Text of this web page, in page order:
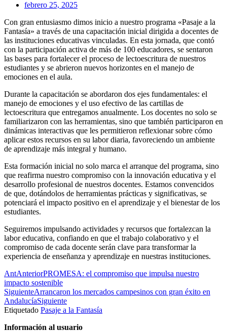
febrero 25, 2025
Con gran entusiasmo dimos inicio a nuestro programa «Pasaje a la
Fantasía» a través de una capacitación inicial dirigida a docentes de
las instituciones educativas vinculadas. En esta jornada, que contó
con la participación activa de más de 100 educadores, se sentaron
las bases para fortalecer el proceso de lectoescritura de nuestros
estudiantes y se abrieron nuevos horizontes en el manejo de
emociones en el aula.
Durante la capacitación se abordaron dos ejes fundamentales: el
manejo de emociones y el uso efectivo de las cartillas de
lectoescritura que entregamos anualmente. Los docentes no solo se
familiarizaron con las herramientas, sino que también participaron en
dinámicas interactivas que les permitieron reflexionar sobre cómo
aplicar estos recursos en su labor diaria, favoreciendo un ambiente
de aprendizaje más integral y humano.
Esta formación inicial no solo marca el arranque del programa, sino
que reafirma nuestro compromiso con la innovación educativa y el
desarrollo profesional de nuestros docentes. Estamos convencidos
de que, dotándolos de herramientas prácticas y significativas, se
potenciará el impacto positivo en el aprendizaje y el bienestar de los
estudiantes.
Seguiremos impulsando actividades y recursos que fortalezcan la
labor educativa, confiando en que el trabajo colaborativo y el
compromiso de cada docente serán clave para transformar la
experiencia de enseñanza y aprendizaje en nuestras instituciones.
AntAnteriorPROMESA: el compromiso que impulsa nuestro
impacto sostenible
SiguienteArrancaron los mercados campesinos con gran éxito en
AndalucíaSiguiente
Etiquetado Pasaje a la Fantasía
Información al usuario